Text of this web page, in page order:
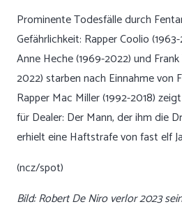
Prominente Todesfälle durch
Gefährlichkeit: Rapper Coolio
Anne Heche (1969-2022) und
2022) starben nach Einnahme von
Rapper Mac Miller (1992-2018)
für Dealer: Der Mann, der ihm die
erhielt eine Haftstrafe von fast elf
(ncz/spot)
Bild: Robert De Niro verlor 2023